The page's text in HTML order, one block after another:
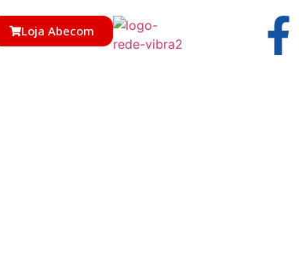
Loja Abecom